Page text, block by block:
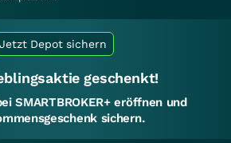
Jetzt Depot sichern
geschenkt!
SMARTBROKER+ eröffnen und
sichern.